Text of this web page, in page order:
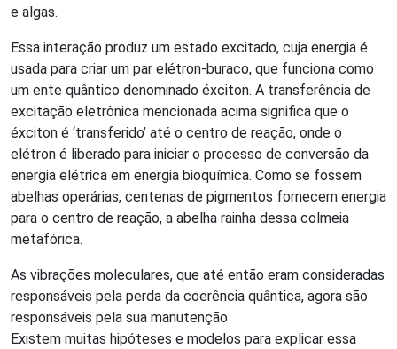
e algas.
Essa interação produz um estado excitado, cuja energia é
usada para criar um par elétron-buraco, que funciona como
um ente quântico denominado éxciton. A transferência de
excitação eletrônica mencionada acima significa que o
éxciton é ‘transferido’ até o centro de reação, onde o
elétron é liberado para iniciar o processo de conversão da
energia elétrica em energia bioquímica. Como se fossem
abelhas operárias, centenas de pigmentos fornecem energia
para o centro de reação, a abelha rainha dessa colmeia
metafórica.
As vibrações moleculares, que até então eram consideradas
responsáveis pela perda da coerência quântica, agora são
responsáveis pela sua manutenção
Existem muitas hipóteses e modelos para explicar essa